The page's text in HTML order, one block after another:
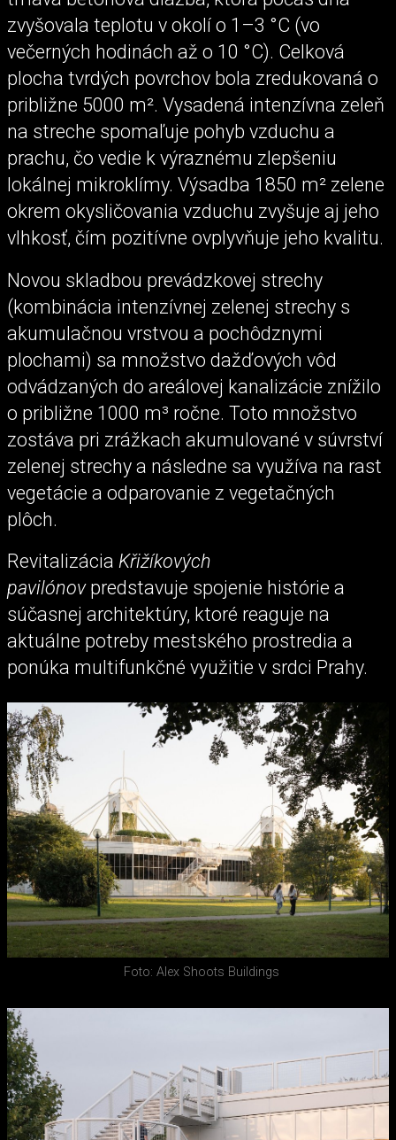
zvyšovala teplotu v okolí o 1–3 °C (vo
večerných hodinách až o 10 °C). Celková
plocha tvrdých povrchov bola zredukovaná o
približne 5000 m². Vysadená intenzívna zeleň
na streche spomaľuje pohyb vzduchu a
prachu, čo vedie k výraznému zlepšeniu
lokálnej mikroklímy. Výsadba 1850 m² zelene
okrem okysličovania vzduchu zvyšuje aj jeho
vlhkosť, čím pozitívne ovplyvňuje jeho kvalitu.
Novou skladbou prevádzkovej strechy
(kombinácia intenzívnej zelenej strechy s
akumulačnou vrstvou a pochôdznymi
plochami) sa množstvo dažďových vôd
odvádzaných do areálovej kanalizácie znížilo
o približne 1000 m³ ročne. Toto množstvo
zostáva pri zrážkach akumulované v súvrství
zelenej strechy a následne sa využíva na rast
vegetácie a odparovanie z vegetačných
plôch.
Revitalizácia Křižíkových
pavilónovpredstavuje spojenie histórie a
súčasnej architektúry, ktoré reaguje na
aktuálne potreby mestského prostredia a
ponúka multifunkčné využitie v srdci Prahy.
Foto: Alex Shoots Buildings